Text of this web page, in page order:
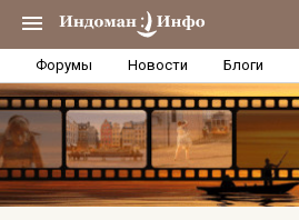
Форумы Новости Блоги